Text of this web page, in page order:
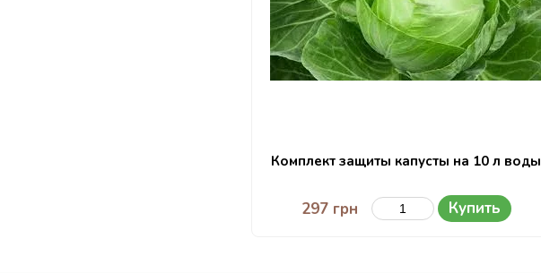
Комплект защиты капусты на 10 л воды
297 грн Купить